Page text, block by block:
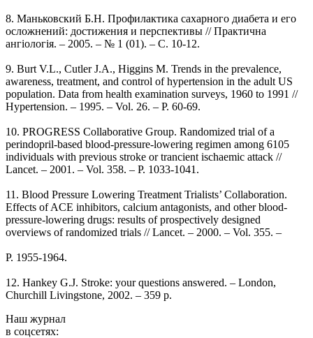
8. Маньковский Б.Н. Профилактика сахарного диабета и его
осложнений: достижения и перспективы // Практична
ангіологія. – 2005. – № 1 (01). – С. 10-12.
9. Burt V.L., Cutler J.A., Higgins M. Trends in the prevalence,
awareness, treatment, and control of hypertension in the adult US
population. Data from health examination surveys, 1960 to 1991 //
Hypertension. – 1995. – Vol. 26. – P. 60-69.
10. PROGRESS Collaborative Group. Randomized trial of a
perindopril-based blood-pressure-lowering regimen among 6105
individuals with previous stroke or trancient ischaemic attack //
Lancet. – 2001. – Vol. 358. – P. 1033-1041.
11. Blood Pressure Lowering Treatment Trialists’ Collaboration.
Effects of ACE inhibitors, calcium antagonists, and other blood-
pressure-lowering drugs: results of prospectively designed
overviews of randomized trials // Lancet. – 2000. – Vol. 355. –
P. 1955-1964.
12. Hankey G.J. Stroke: your questions answered. – London,
Churchill Livingstone, 2002. – 359 p.
Наш журнал
в соцсетях: